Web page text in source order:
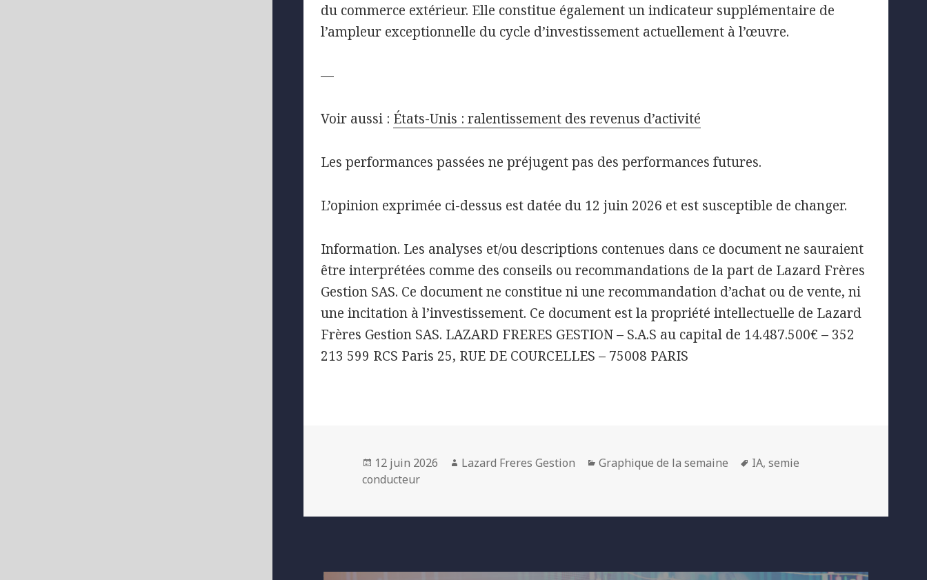
du commerce extérieur. Elle constitue également un indicateur supplémentaire de
l’ampleur exceptionnelle du cycle d’investissement actuellement à l’œuvre.
—
Voir aussi : États-Unis : ralentissement des revenus d’activité
Les performances passées ne préjugent pas des performances futures.
L’opinion exprimée ci-dessus est datée du 12 juin 2026 et est susceptible de changer.
Information. Les analyses et/ou descriptions contenues dans ce document ne sauraient
être interprétées comme des conseils ou recommandations de la part de Lazard Frères
Gestion SAS. Ce document ne constitue ni une recommandation d’achat ou de vente, ni
une incitation à l’investissement. Ce document est la propriété intellectuelle de Lazard
Frères Gestion SAS. LAZARD FRERES GESTION – S.A.S au capital de 14.487.500€ – 352
213 599 RCS Paris 25, RUE DE COURCELLES – 75008 PARIS
Posted
on
12 juin 2026 Author
Lazard Freres Gestion Categories
Graphique de la semaine Tags
IA, semie
conducteur